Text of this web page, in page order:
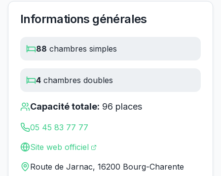
Informations générales
88 chambres simples
4 chambres doubles
Capacité totale: 96 places
05 45 83 77 77
Site web officiel
Route de Jarnac, 16200 Bourg-Charente